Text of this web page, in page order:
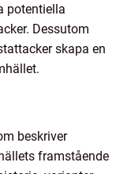
potentiella
Dessutom
skapa en
beskriver
framstående